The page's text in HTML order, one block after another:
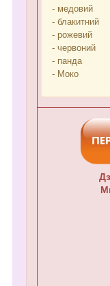
- медовий
- блакитний
- рожевий
- червоний
- панда
- Моко